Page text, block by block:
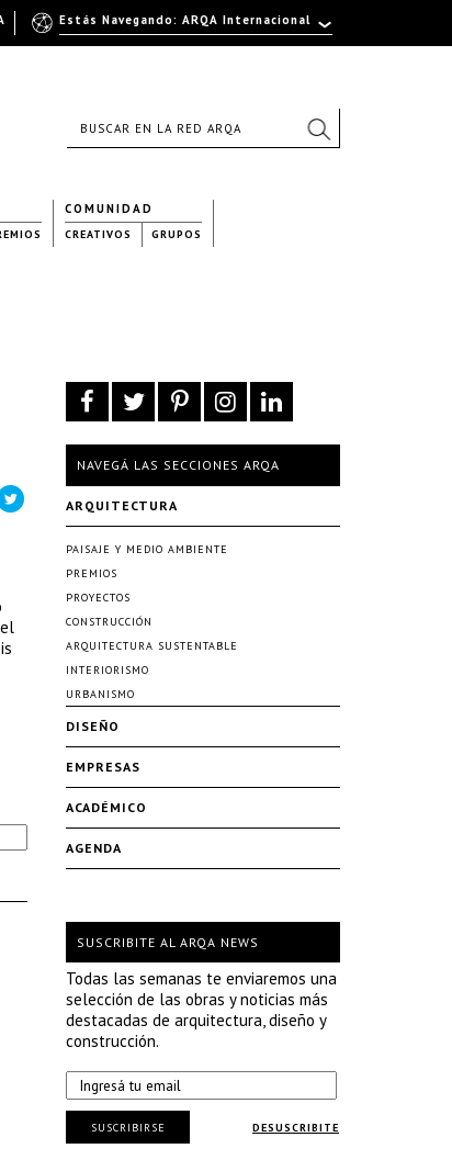
COMUNIDAD
CREATIVOS GRUPOS
NAVEGÁ LAS SECCIONES ARQA
ARQUITECTURA
PAISAJE Y MEDIO AMBIENTE
PREMIOS
PROYECTOS
CONSTRUCCIÓN
ARQUITECTURA SUSTENTABLE
INTERIORISMO
URBANISMO
DISEÑO
EMPRESAS
ACADÉMICO
AGENDA
SUSCRIBITE AL ARQA NEWS
Todas las semanas te enviaremos una
selección de las obras y noticias más
destacadas de arquitectura, diseño y
construcción.
DESUSCRIBITE
SUSCRIBIRSE
Estás Navegando: ARQA Internacional